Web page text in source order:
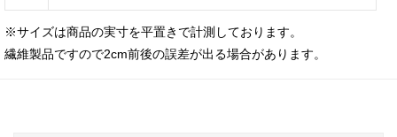
※サイズは商品の実寸を平置きで計測しております。
繊維製品ですので2cm前後の誤差が出る場合があります。